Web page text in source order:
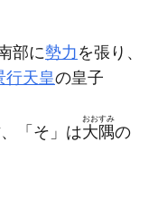
部に勢力 を張り、
行天皇の皇子
「そ」は大隅
おおすみ
の